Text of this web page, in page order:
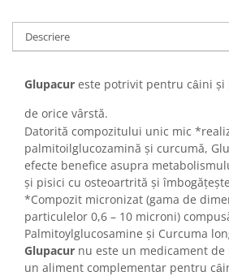
Servetele Umede
Covorase absorbante
Igiena Catel
Igiena Interior
Perii si descalcitoare caini
Solutii Atractante si repelente
Jucarii Pisici
Paturi, perne si cosuri pentru pisici
Descriere
Glupacur este potrivit pentru cȃini și
de orice vârstă.
Datorită compozitului unic mic
palmitoilglucozamină și curcumă,
efecte benefice asupra
și pisici cu osteoartrită și
*Compozit micronizat (gama de
particulelor 0,6 – 10 microni)
Palmitoylglucosamine și Curcuma
Glupacur nu este un medicament de
un aliment complementar pentru